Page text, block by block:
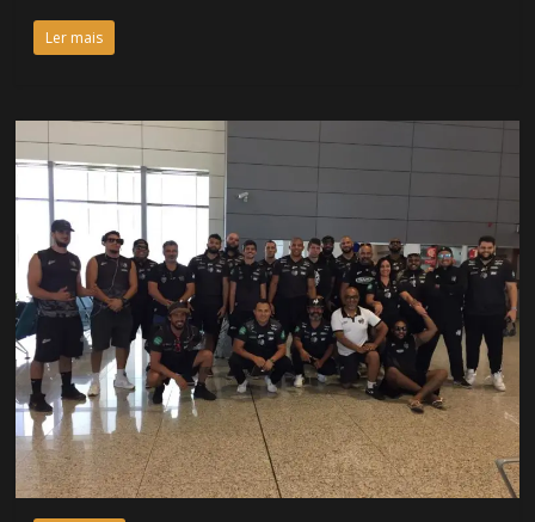
Ler mais